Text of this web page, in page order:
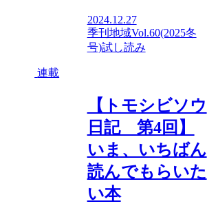
2024.12.27
季刊地域Vol.60(2025冬
号)試し読み
連載
【トモシビソウ
日記 第4回】
いま、いちばん
読んでもらいた
い本